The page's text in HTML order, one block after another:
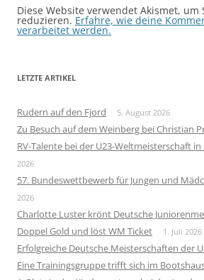
Diese Website verwendet Akismet, um
reduzieren. Erfahre, wie deine
verarbeitet werden.
LETZTE ARTIKEL
Rudern auf den Fjord 5. August 2026
Zu Besuch auf dem Weinberg bei Christian
RV-Talente bei der U23-Weltmeisterschaft
2026
57. Bundeswettbewerb für Jungen und
2026
Charlotte Luster krönt Deutsche
Doppel Gold und löst WM Ticket
1. Juli 2026
Erfolgreiche Deutsche Meisterschaften der
Eine Trainingsgruppe trifft sich im